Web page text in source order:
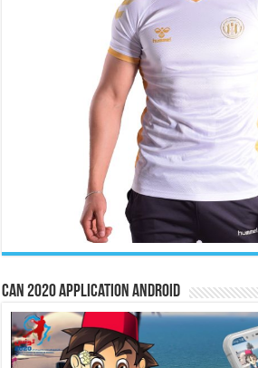
CAN 2020 Application Android